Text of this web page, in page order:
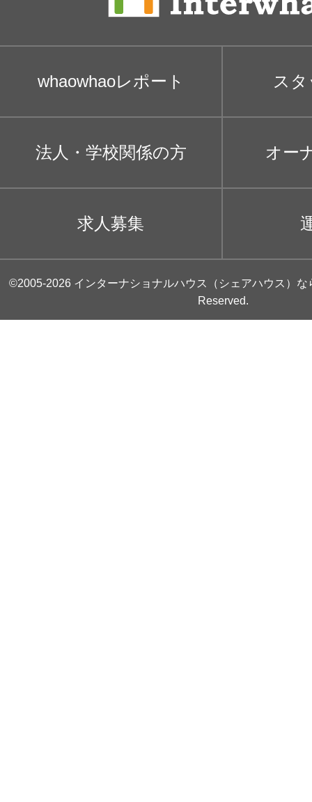
whaowhaoレポート ス
法人・学校関係の方 オー
求人募集
©2005-2026 インターナショナルハウス（シェアハウス）な
Reserved.